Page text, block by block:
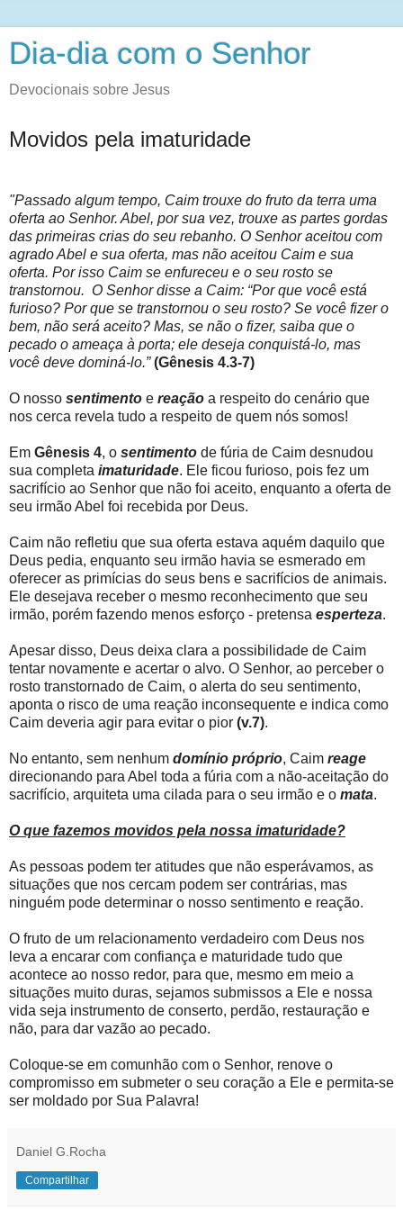
Dia-dia com o Senhor
Devocionais sobre Jesus
Movidos pela imaturidade
"Passado algum tempo, Caim trouxe do fruto da terra uma
oferta ao Senhor. Abel, por sua vez, trouxe as partes gordas
das primeiras crias do seu rebanho. O Senhor aceitou com
agrado Abel e sua oferta, mas não aceitou Caim e sua
oferta. Por isso Caim se enfureceu e o seu rosto se
transtornou. O Senhor disse a Caim: “Por que você está
furioso? Por que se transtornou o seu rosto? Se você fizer o
bem, não será aceito? Mas, se não o fizer, saiba que o
pecado o ameaça à porta; ele deseja conquistá-lo, mas
você deve dominá-lo.” (Gênesis 4.3‭-‬7)
O nosso sentimento e reação a respeito do cenário que
nos cerca revela tudo a respeito de quem nós somos!
Em Gênesis 4, o sentimento de fúria de Caim desnudou
sua completa imaturidade. Ele ficou furioso, pois fez um
sacrifício ao Senhor que não foi aceito, enquanto a oferta de
seu irmão Abel foi recebida por Deus.
Caim não refletiu que sua oferta estava aquém daquilo que
Deus pedia, enquanto seu irmão havia se esmerado em
oferecer as primícias do seus bens e sacrifícios de animais.
Ele desejava receber o mesmo reconhecimento que seu
irmão, porém fazendo menos esforço - pretensa esperteza.
Apesar disso, Deus deixa clara a possibilidade de Caim
tentar novamente e acertar o alvo. O Senhor, ao perceber o
rosto transtornado de Caim, o alerta do seu sentimento,
aponta o risco de uma reação inconsequente e indica como
Caim deveria agir para evitar o pior (v.7).
No entanto, sem nenhum domínio próprio, Caim reage
direcionando para Abel toda a fúria com a não-aceitação do
sacrifício, arquiteta uma cilada para o seu irmão e o mata.
O que fazemos movidos pela nossa imaturidade?
As pessoas podem ter atitudes que não esperávamos, as
situações que nos cercam podem ser contrárias, mas
ninguém pode determinar o nosso sentimento e reação.
O fruto de um relacionamento verdadeiro com Deus nos
leva a encarar com confiança e maturidade tudo que
acontece ao nosso redor, para que, mesmo em meio a
situações muito duras, sejamos submissos a Ele e nossa
vida seja instrumento de conserto, perdão, restauração e
não, para dar vazão ao pecado.
Coloque-se em comunhão com o Senhor, renove o
compromisso em submeter o seu coração a Ele e permita-se
ser moldado por Sua Palavra!
Daniel G.Rocha
Compartilhar